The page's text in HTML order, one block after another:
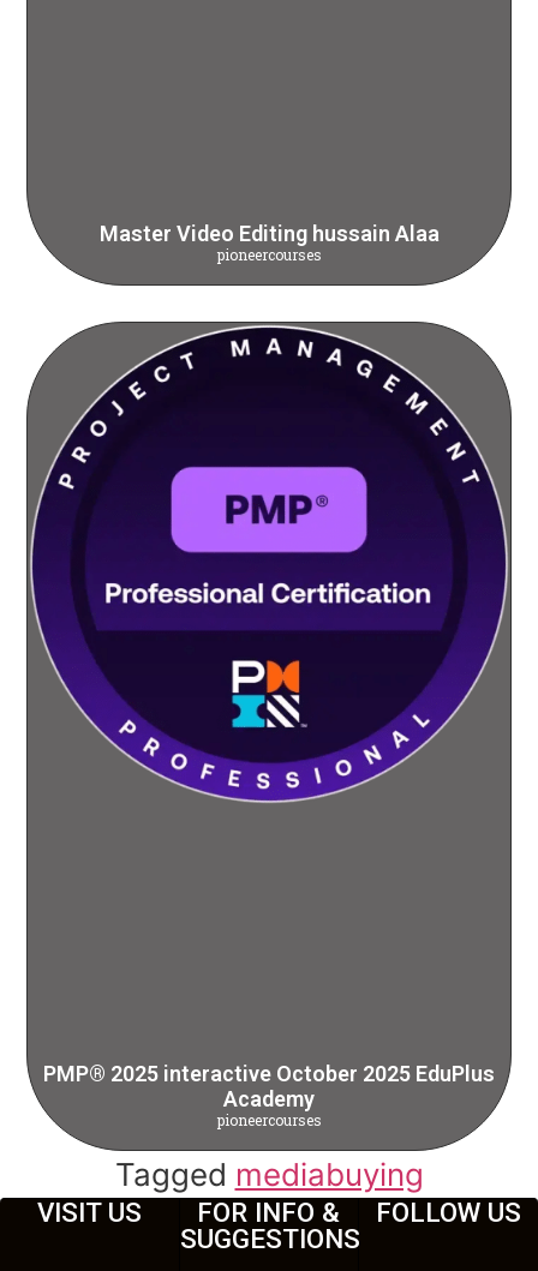
Master Video Editing hussain Alaa
pioneercourses
PMP® 2025 interactive October 2025 EduPlus
Academy
pioneercourses
Tagged mediabuying
VISIT US
FOR INFO &
SUGGESTIONS
FOLLOW US